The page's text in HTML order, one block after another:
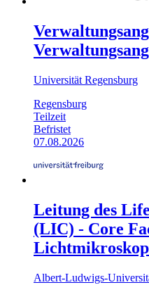
Universität Regensburg
Regensburg
Teilzeit
Befristet
07.08.2026
Leitung des
(LIC) - Core
Albert-Ludwigs-